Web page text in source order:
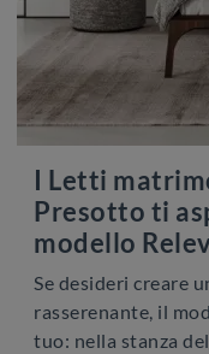
I Letti
Presotto ti
modello
Se desideri creare
rasserenante, il
tuo: nella stanza